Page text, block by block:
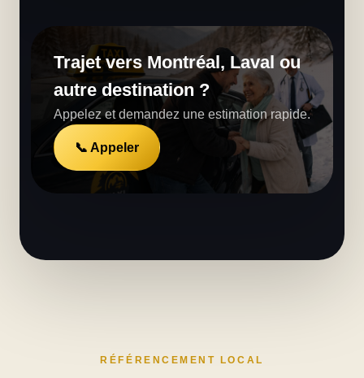
Trajet vers Montréal, Laval ou
autre destination ?
Appelez et demandez une estimation rapide.
📞 Appeler
RÉFÉRENCEMENT LOCAL